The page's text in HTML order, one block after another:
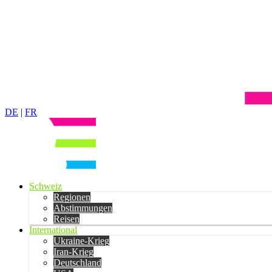
DE | FR
Schweiz
Regionen
Abstimmungen
Reisen
International
Ukraine-Krieg
Iran-Krieg
Deutschland